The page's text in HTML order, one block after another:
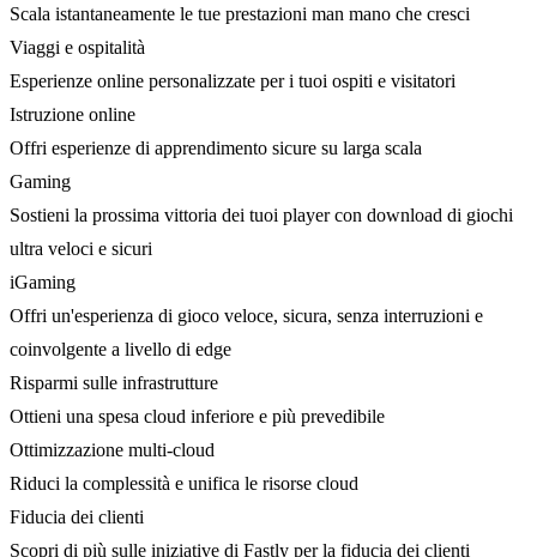
Scala istantaneamente le tue prestazioni man mano che cresci
Viaggi e ospitalità
Esperienze online personalizzate per i tuoi ospiti e visitatori
Istruzione online
Offri esperienze di apprendimento sicure su larga scala
Gaming
Sostieni la prossima vittoria dei tuoi player con download di giochi
ultra veloci e sicuri
iGaming
Offri un'esperienza di gioco veloce, sicura, senza interruzioni e
coinvolgente a livello di edge
Risparmi sulle infrastrutture
Ottieni una spesa cloud inferiore e più prevedibile
Ottimizzazione multi-cloud
Riduci la complessità e unifica le risorse cloud
Fiducia dei clienti
Scopri di più sulle iniziative di Fastly per la fiducia dei clienti